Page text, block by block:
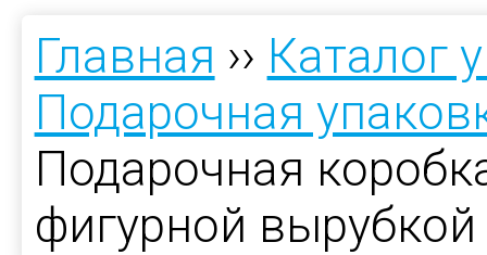
Главная ›› Каталог
Подарочная
Подарочная
фигурной вырубкой